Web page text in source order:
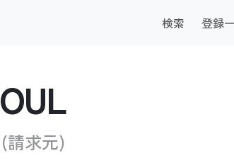
検索 登録
請求元)